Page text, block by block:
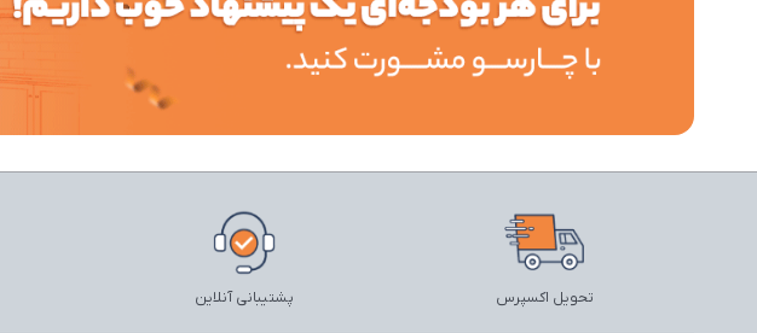
تحویل اکسپرس پشتیبانی آنلاین